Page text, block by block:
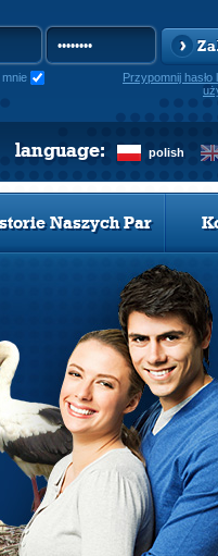
mnie
Przypomnij hasło
polish
language:
Naszych Par